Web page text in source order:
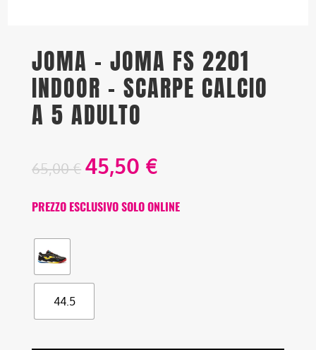
JOMA – JOMA FS 2201
INDOOR – SCARPE CALCIO
A 5 ADULTO
65,00€ 45,50 €
PREZZO ESCLUSIVO SOLO ONLINE
44.5